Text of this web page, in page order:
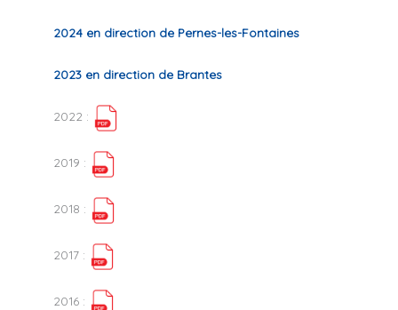
2024 en direction de Pernes-les-Fontaines
2023 en direction de Brantes
2022 :
2019 :
2018 :
2017 :
2016 :